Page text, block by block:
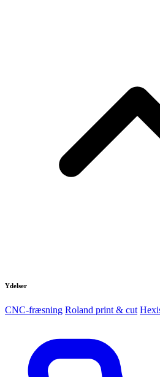
Ydelser
CNC-fræsning Roland print & cut